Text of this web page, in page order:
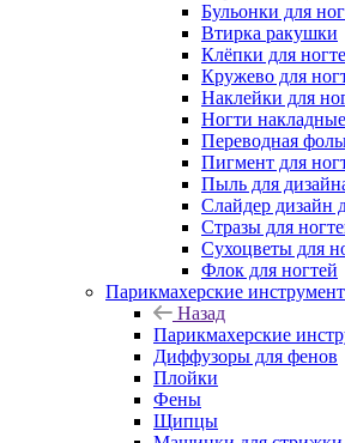
Бульонки для
Втирка ракушки
Клёпки для
Кружево для
Наклейки для
Ногти накладные
Переводная
Пигмент для
Пыль для
Слайдер дизайн
Стразы для
Сухоцветы для
Флок для ногтей
Парикмахерские
Назад
Парикмахерские
Диффузоры для фенов
Плойки
Фены
Щипцы